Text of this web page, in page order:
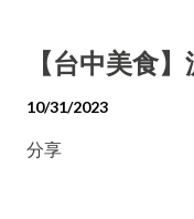
【台中美食
10/31/2023
分享